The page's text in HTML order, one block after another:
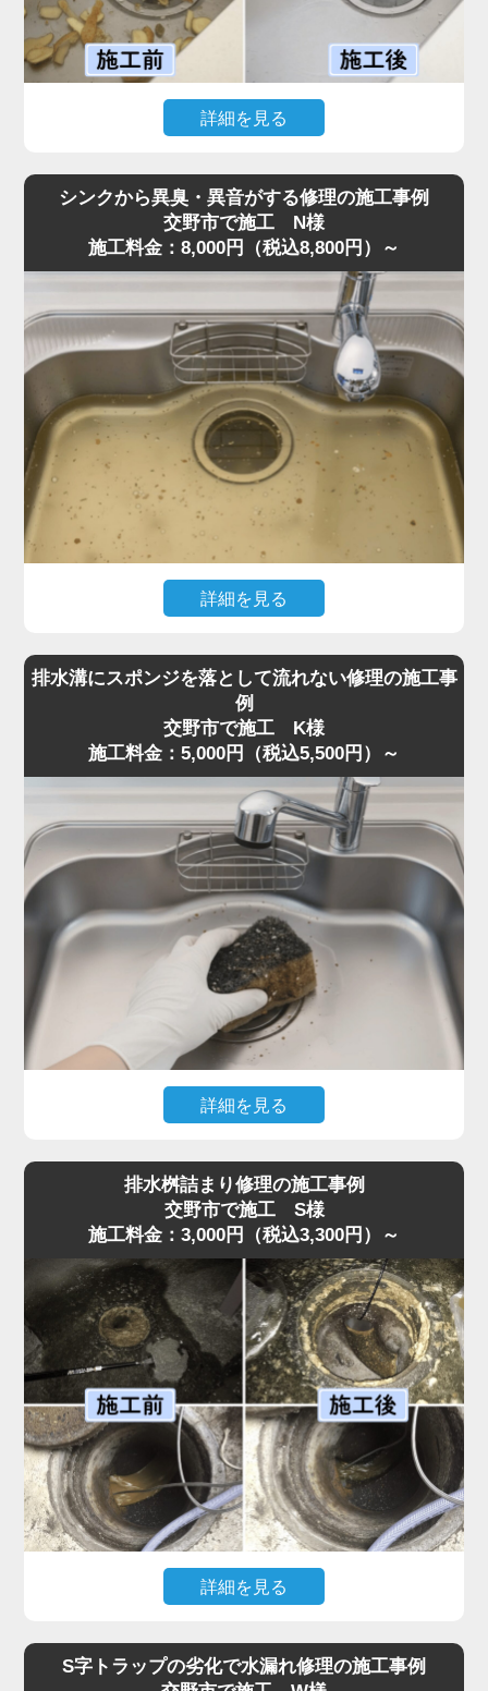
お客様からは「明朗会計で追加料金もなく安心できた」と
評価をいただきました。
グリストラップは汚れが蓄積しやすく、放置すると悪臭・
詳細を見る
い」とのご相談で、水道の達人へ最短即日でご依頼いただ
現場を確認すると、粉砕しきれなかった野菜くずが内部に
詰まり、油脂や洗剤カスと固まって硬い塊になっていまし
た。さらに無理に運転を続けたことでモーター負荷が上昇
し、安全装置が作動して停止していた状態です。
専門知識をもとに内部分解を行い、詰まりを丁寧に除去。
排水トラップにも油脂が蓄積していたため、同時にクリー
ニングしました。作業は約40分で完了し動作もスムーズに
復旧しました。
「明朗会計で安心できた」との評価をいただきました。
ディスポーザーの異音・悪臭・排水不良は故障の前兆で
す。このような症状があれば、お早めに水道の達人へご相
談ください。
シンクから異臭・異音がする修理の施工事例
交野市で施工 N様
施工料金：8,000円（税込8,800円）～
詳細を見る
ボゴボ音が出る」とのご相談でした。
訪問し確認すると、S字トラップの内部に米粒・麺類の細
片が残り、油脂と混ざって固着していました。
S字トラップは構造上ゴミが溜まりやすく、一度固まると
空気の抜けが悪くなり、臭気が逆流することがあります。
トラップを分解し内部を洗浄、蛇腹ホースの油膜も除去し
て流路を確保しました。
作業は50分ほどで完了し、「最短即日で対応してくれた」
「明朗会計で助かった」とご満足いただきました。
悪臭・ゴボゴボ音は詰まりの代表的サインです。少しでも
異常を感じたら水道の達人へ早めにご相談ください。
排水溝にスポンジを落として流れない修理の施工事
例
交野市で施工 K様
施工料金：5,000円（税込5,500円）～
詳細を見る
水が流れなくなったとのご相談。
弊社のスタッフが最短即日で伺ったところ、スポンジがS
字トラップ奥まで入り込み、圧縮されて油脂汚れと一体化
して管を完全に塞いでいました。
異物落下は無理に取り出そうとするとさらに奥へ押し込ん
でしまうため、状況に応じて慎重な分解作業が必要です。
今回はトラップを外し、油脂と絡んだスポンジを取り除い
たうえで、内部洗浄を行い再発防止処置も実施。作業は45
分ほどで完了しました。
「明朗会計で安心して依頼できた」とのお声をいただいて
います。異物が落ちた場合は自分で触らず、早めに水道の
達人へご相談ください。
排水桝詰まり修理の施工事例
交野市で施工 S様
施工料金：3,000円（税込3,300円）～
詳細を見る
た」との依頼で水道の達人が急行。調査すると、排水桝の
S字トラップの劣化で水漏れ修理の施工事例